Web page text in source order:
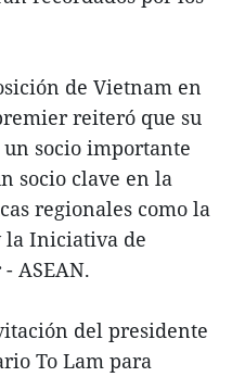
de Vietnam en
reiteró que su
socio importante
socio clave en la
regionales como la
la Iniciativa de
ASEAN.
del presidente
To Lam para